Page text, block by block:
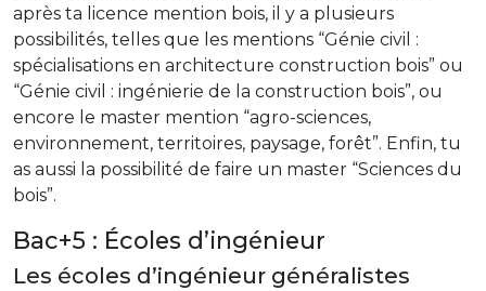
après ta licence mention bois, il y a plusieurs
possibilités, telles que les mentions “Génie civil :
spécialisations en architecture construction bois” ou
“Génie civil : ingénierie de la construction bois”, ou
encore le master mention “agro-sciences,
environnement, territoires, paysage, forêt”. Enfin, tu
as aussi la possibilité de faire un master “Sciences du
bois”.
Bac+5 : Écoles d’ingénieur
Les écoles d’ingénieur généralistes